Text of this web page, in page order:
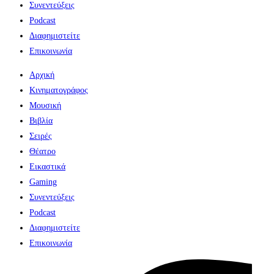
Συνεντεύξεις
Podcast
Διαφημιστείτε
Επικοινωνία
Αρχική
Κινηματογράφος
Μουσική
Βιβλία
Σειρές
Θέατρο
Εικαστικά
Gaming
Συνεντεύξεις
Podcast
Διαφημιστείτε
Επικοινωνία